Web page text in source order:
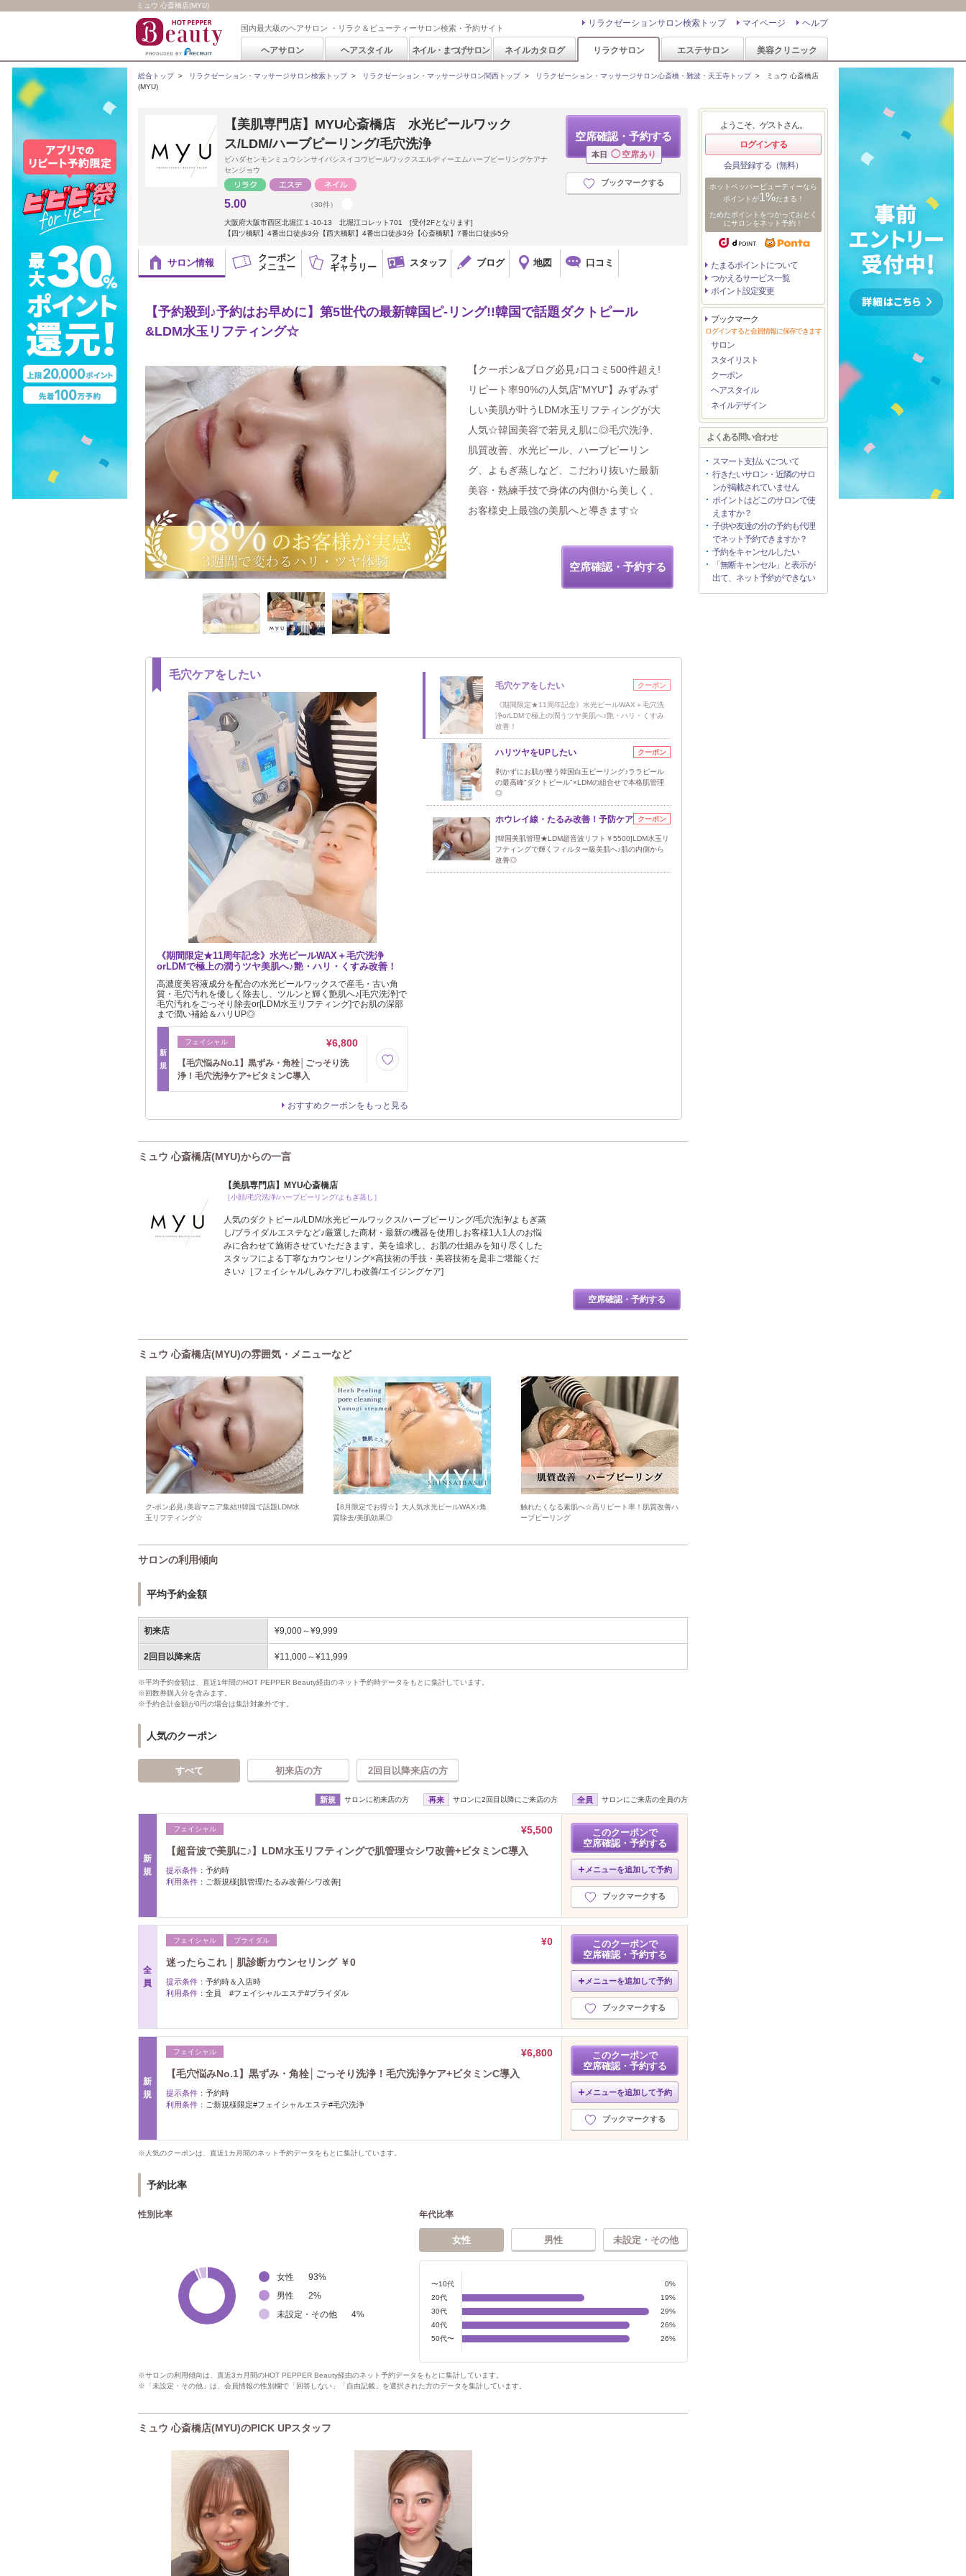
ミュウ 心斎橋店(MYU)
国内最大級のヘアサロン ・リラク＆ビューティーサロン検索・予約サイト ヘルプ
マイページ
リラクゼーションサロン検索トップ
ヘアサロン ヘアスタイル ネイル・まつげサロン ネイルカタログ リラクサロン エステサロン 美容クリニック
総合トップ> リラクゼーション・マッサージサロン検索トップ> リラクゼーション・マッサージサロン関西トップ> リラクゼーション・マッサージサロン心斎橋・難波・天王寺トップ>
ミュウ 心斎橋店
(MYU)
空席確認・予約する
本日 ◯ 空席あり
ブックマークする
【美肌専門店】MYU心斎橋店 水光ピールワック
ス/LDM/ハーブピーリング/毛穴洗浄
ビハダセンモンミュウシンサイバシスイコウピールワックスエルディーエムハーブピーリングケアナ
センジョウ
5.00 （30件）
大阪府大阪市西区北堀江１-10-13 北堀江コレット701 [受付2Fとなります]
【四ツ橋駅】4番出口徒歩3分【西大橋駅】4番出口徒歩3分【心斎橋駅】7番出口徒歩5分
サロン情報
クーポン
メニュー
フォト
ギャラリー
スタッフ ブログ 地図 口コミ
【予約殺到♪予約はお早めに】第5世代の最新韓国ピ-リング!!韓国で話題ダクトピール
&LDM水玉リフティング☆
【クーポン&ブログ必見♪口コミ500件超え!
リピート率90%の人気店"MYU"】みずみず
しい美肌が叶うLDM水玉リフティングが大
人気☆韓国美容で若見え肌に◎毛穴洗浄、
肌質改善、水光ピール、ハーブピーリン
グ、よもぎ蒸しなど、こだわり抜いた最新
美容・熟練手技で身体の内側から美しく、
お客様史上最強の美肌へと導きます☆
空席確認・予約する
毛穴ケアをしたい
《期間限定★11周年記念》水光ピールWAX＋毛穴洗浄
orLDMで極上の潤うツヤ美肌へ♪艶・ハリ・くすみ改善！
高濃度美容液成分を配合の水光ピールワックスで産毛・古い角
質・毛穴汚れを優しく除去し、ツルンと輝く艶肌へ♪[毛穴洗浄]で
毛穴汚れをごっそり除去or[LDM水玉リフティング]でお肌の深部
まで潤い補給＆ハリUP◎
新
規
フェイシャル ¥6,800
【毛穴悩みNo.1】黒ずみ・角栓│ごっそり洗
浄！毛穴洗浄ケア+ビタミンC導入
おすすめクーポンをもっと見る
毛穴ケアをしたい クーポン
《期間限定★11周年記念》水光ピールWAX＋毛穴洗
浄orLDMで極上の潤うツヤ美肌へ♪艶・ハリ・くすみ
改善！
ハリツヤをUPしたい クーポン
剥かずにお肌が整う韓国白玉ピーリング♪ララピール
の最高峰"ダクトピール"×LDMの組合せで本格肌管理
◎
ホウレイ線・たるみ改善！予防ケア クーポン
[韓国美肌管理★LDM超音波リフト￥5500]LDM水玉リ
フティングで輝くフィルター級美肌へ♪肌の内側から
改善◎
ミュウ 心斎橋店(MYU)からの一言
【美肌専門店】MYU心斎橋店
［小顔/毛穴洗浄/ハーブピーリング/よもぎ蒸し］
人気のダクトピール/LDM/水光ピールワックス/ハーブピーリング/毛穴洗浄/よもぎ蒸
し/ブライダルエステなど♪厳選した商材・最新の機器を使用しお客様1人1人のお悩
みに合わせて施術させていただきます。美を追求し、お肌の仕組みを知り尽くした
スタッフによる丁寧なカウンセリング×高技術の手技・美容技術を是非ご堪能くだ
さい♪［フェイシャル/しみケア/しわ改善/エイジングケア]
空席確認・予約する
ミュウ 心斎橋店(MYU)の雰囲気・メニューなど
ク-ポン必見♪美容マニア集結!!韓国で話題LDM水
玉リフティング☆
【8月限定でお得☆】大人気水光ピールWAX♪角
質除去/美肌効果◎
触れたくなる素肌へ☆高リピート率！肌質改善ハ
ーブピーリング
サロンの利用傾向
平均予約金額
初来店 ¥9,000～¥9,999
2回目以降来店 ¥11,000～¥11,999
※平均予約金額は、直近1年間のHOT PEPPER Beauty経由のネット予約時データをもとに集計しています。
※回数券購入分を含みます。
※予約合計金額が0円の場合は集計対象外です。
人気のクーポン
すべて 初来店の方 2回目以降来店の方
新規 サロンに初来店の方 再来 サロンに2回目以降にご来店の方 全員 サロンにご来店の全員の方
新
規
フェイシャル
¥5,500
【超音波で美肌に♪】LDM水玉リフティングで肌管理☆シワ改善+ビタミンC導入
提示条件： 予約時
利用条件： ご新規様[肌管理/たるみ改善/シワ改善]
このクーポンで
空席確認・予約する
メニューを追加して予約
ブックマークする
全
員
フェイシャル ブライダル
¥0
迷ったらこれ｜肌診断カウンセリング ￥0
提示条件： 予約時＆入店時
利用条件： 全員 #フェイシャルエステ#ブライダル
このクーポンで
空席確認・予約する
メニューを追加して予約
ブックマークする
新
規
フェイシャル
¥6,800
【毛穴悩みNo.1】黒ずみ・角栓│ごっそり洗浄！毛穴洗浄ケア+ビタミンC導入
提示条件： 予約時
利用条件： ご新規様限定#フェイシャルエステ#毛穴洗浄
このクーポンで
空席確認・予約する
メニューを追加して予約
ブックマークする
※人気のクーポンは、直近1カ月間のネット予約データをもとに集計しています。
予約比率
性別比率
女性 93%
男性
2%
未設定・その他
4%
年代比率
女性 男性 未設定・その他
〜10代
0%
20代
19%
30代
29%
40代
26%
50代〜
26%
※サロンの利用傾向は、直近3カ月間のHOT PEPPER Beauty経由のネット予約データをもとに集計しています。
※「未設定・その他」は、会員情報の性別欄で「回答しない」「自由記載」を選択された方のデータを集計しています。
ミュウ 心斎橋店(MYU)のPICK UPスタッフ
ようこそ、ゲストさん。
ログインする
会員登録する（無料）
ホットペッパービューティーなら
ポイントが1%たまる！
ためたポイントをつかっておとく
にサロンをネット予約！
たまるポイントについて
つかえるサービス一覧
ポイント設定変更
ブックマーク
ログインすると会員情報に保存できます
サロン
スタイリスト
クーポン
ヘアスタイル
ネイルデザイン
よくある問い合わせ
スマート支払いについて
行きたいサロン・近隣のサロ
ンが掲載されていません
ポイントはどこのサロンで使
えますか？
子供や友達の分の予約も代理
でネット予約できますか？
予約をキャンセルしたい
「無断キャンセル」と表示が
出て、ネット予約ができない